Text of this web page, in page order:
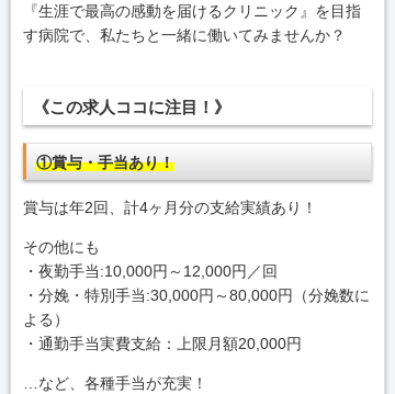
『生涯で最高の感動を届けるクリニック』を目指
す病院で、私たちと一緒に働いてみませんか？
《この求人ココに注目！》
①賞与・手当あり！
賞与は年2回、計4ヶ月分の支給実績あり！
その他にも
・夜勤手当:10,000円～12,000円／回
・分娩・特別手当:30,000円～80,000円（分娩数に
よる）
・通勤手当実費支給：上限月額20,000円
…など、各種手当が充実！